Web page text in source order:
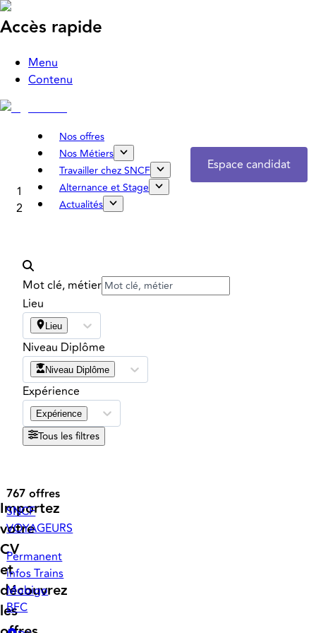
Accès rapide
Menu
Contenu
Nos offres
Nos Métiers
Travailler chez SNCF
Alternance et Stage
Actualités
Espace candidat
Accueil
Nos offres
Mot clé, métier
Lieu
Lieu
Niveau Diplôme
Niveau Diplôme
Expérience
Expérience
Tous les filtres
Importez
votre
CV
et
découvrez
les
767 offres
SNCF
VOYAGEURS
Permanent
infos Trains
Mobigo
BFC